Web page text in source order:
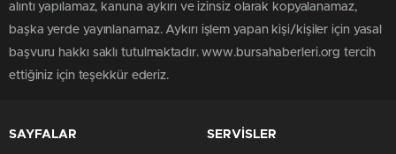
alıntı yapılamaz, kanuna aykırı ve izinsiz olarak kopyalanamaz,
başka yerde yayınlanamaz. Aykırı işlem yapan kişi/kişiler için yasal
başvuru hakkı saklı tutulmaktadır. www.bursahaberleri.org tercih
ettiğiniz için teşekkür ederiz.
SAYFALAR SERVİSLER